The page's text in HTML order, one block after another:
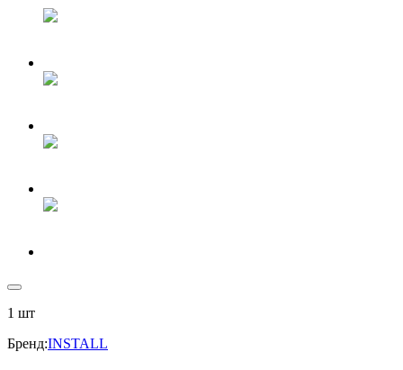
1 шт
Бренд:INSTALL